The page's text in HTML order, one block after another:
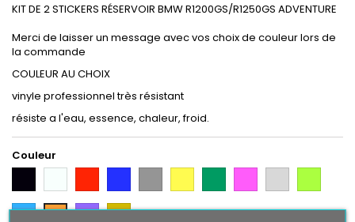
KIT DE 2 STICKERS RÉSERVOIR BMW R1200GS/R1250GS ADVENTURE
Merci de laisser un message avec vos choix de couleur lors de
la commande
COULEUR AU CHOIX
vinyle professionnel très résistant
résiste a l'eau, essence, chaleur, froid.
Couleur
ArgentCitron
Bleu
OrangeVioletGold